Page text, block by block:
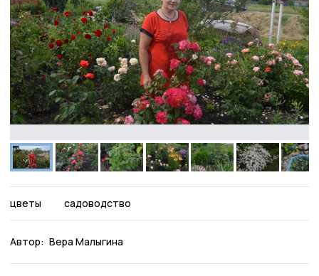
цветы садоводство
Автор: Вера Малыгина